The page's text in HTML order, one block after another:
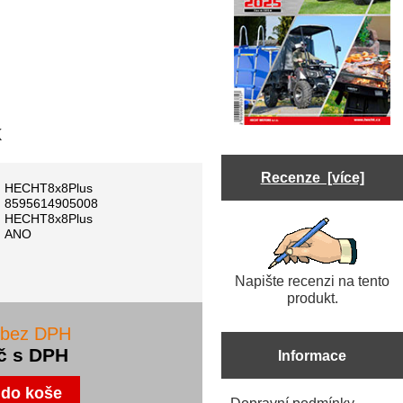
HECHT8x8Plus
8595614905008
HECHT8x8Plus
ANO
DPH
s DPH
Recenze [více]
Napište recenzi na tento
produkt.
Informace